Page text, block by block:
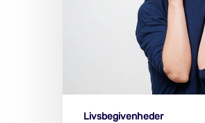
Livsbegivenheder